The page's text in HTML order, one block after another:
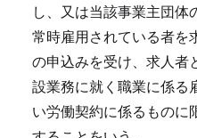
し、又は当該事業主団
常時雇用されている者を
の申込みを受け、求人者
設業務に就く職業に係る
い労働契約に係るものに